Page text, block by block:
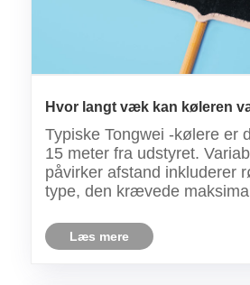
Hvor langt væk kan køleren
udstyr?
Typiske Tongwei -kølere er
15 meter fra udstyret.
påvirker afstand inkluderer
type, den krævede
Læs mere